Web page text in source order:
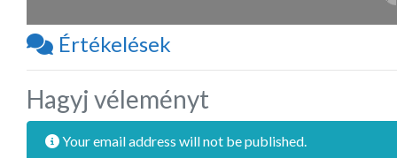
Értékelések
Hagyj véleményt
Your email address will not be published.